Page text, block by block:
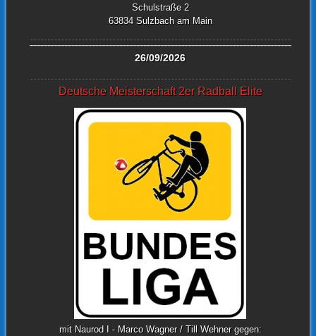
Schulstraße 2
63834 Sulzbach am Main
26/09/2026
Deutsche Meisterschaft 2er Radball Elite
mit Naurod I - Marco Wagner / Till Wehner gegen: